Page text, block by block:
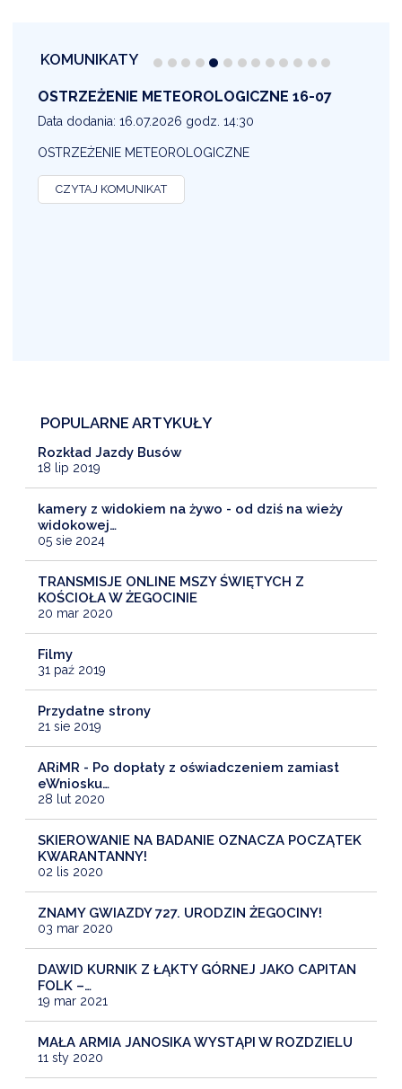
KOMUNIKATY
OSTRZEŻENIE METEOROLOGICZNE 16-07
Data dodania: 16.07.2026 godz. 14:30
OSTRZEŻENIE METEOROLOGICZNE
CZYTAJ KOMUNIKAT
POPULARNE ARTYKUŁY
Rozkład Jazdy Busów
18 lip 2019
kamery z widokiem na żywo - od dziś na wieży
widokowej…
05 sie 2024
TRANSMISJE ONLINE MSZY ŚWIĘTYCH Z
KOŚCIOŁA W ŻEGOCINIE
20 mar 2020
Filmy
31 paź 2019
Przydatne strony
21 sie 2019
ARiMR - Po dopłaty z oświadczeniem zamiast
eWniosku…
28 lut 2020
SKIEROWANIE NA BADANIE OZNACZA POCZĄTEK
KWARANTANNY!
02 lis 2020
ZNAMY GWIAZDY 727. URODZIN ŻEGOCINY!
03 mar 2020
DAWID KURNIK Z ŁĄKTY GÓRNEJ JAKO CAPITAN
FOLK –…
19 mar 2021
MAŁA ARMIA JANOSIKA WYSTĄPI W ROZDZIELU
11 sty 2020